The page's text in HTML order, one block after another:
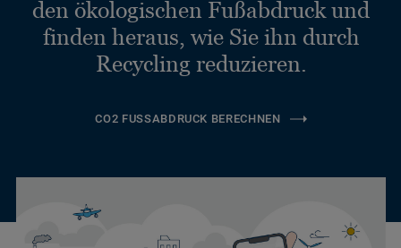
den ökologischen Fußabdruck und
finden heraus, wie Sie ihn durch
Recycling reduzieren.
CO2 FUSSABDRUCK BERECHNEN